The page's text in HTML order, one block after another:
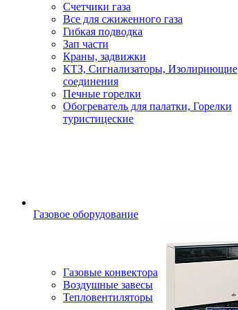
Счетчики газа
Все для сжиженного газа
Гибкая подводка
Зап части
Краны, задвижки
КТЗ, Сигнализаторы, Изолириющие
соединения
Печные горелки
Обогреватель для палатки, Горелки
туристицеские
Газовое оборудование
Газовые конвектора
Воздушные завесы
Тепловентиляторы